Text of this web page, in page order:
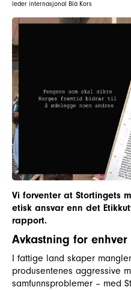
leder internasjonal Blå Kors
Vi forventer at Stortingets
etisk ansvar enn det
rapport.
Avkastning for enhver
I fattige land skaper
produsentenes aggressive
samfunnsproblemer – med